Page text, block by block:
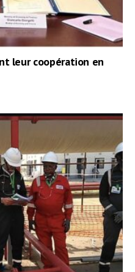
leur coopération en